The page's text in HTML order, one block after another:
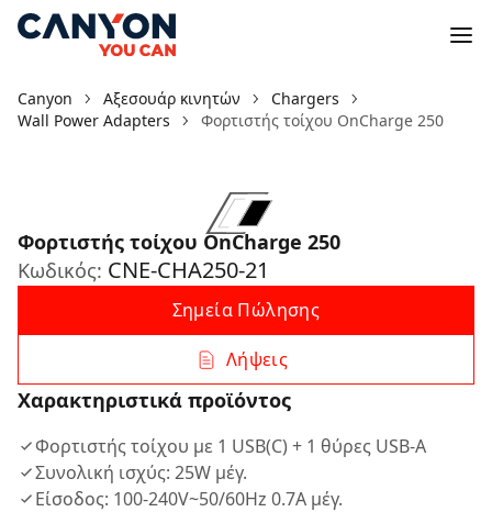
Canyon Αξεσουάρ κινητών
Chargers
Wall Power Adapters
Φορτιστής τοίχου OnCharge 250
Φορτιστής τοίχου OnCharge 250
Κωδικός: CNE-CHA250-21
Σημεία Πώλησης
Λήψεις
Χαρακτηριστικά προϊόντος
Φορτιστής τοίχου με 1 USB(C) + 1 θύρες USB-A
Συνολική ισχύς: 25W μέγ.
Είσοδος: 100-240V~50/60Hz 0.7A μέγ.